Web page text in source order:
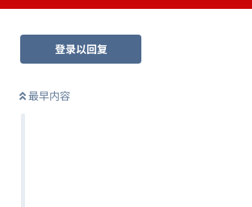
登录以回复
最早内容